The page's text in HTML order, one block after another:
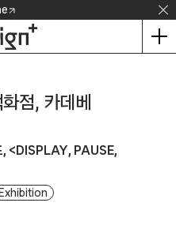
점, 카데베
<DISPLAY, PAUSE,
Exhibition